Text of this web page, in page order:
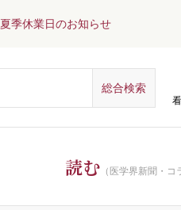
夏季休業日のお知らせ
読む （医学界新聞・コ